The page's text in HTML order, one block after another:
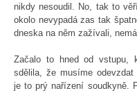
nikdy nesoudil. No, tak to
okolo nevypadá zas tak
dneska na něm zažívali,
Začalo to hned od vstupu,
sdělila, že musíme
je to prý nařízení soudkyně.